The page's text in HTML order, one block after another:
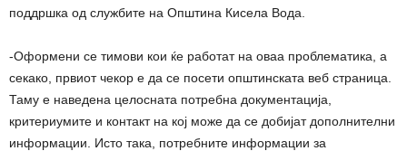
поддршка од службите на Општина Кисела Вода.
-Оформени се тимови кои ќе работат на оваа проблематика, а
секако, првиот чекор е да се посети општинската веб страница.
Таму е наведена целосната потребна документација,
критериумите и контакт на кој може да се добијат дополнителни
информации. Исто така, потребните информации за